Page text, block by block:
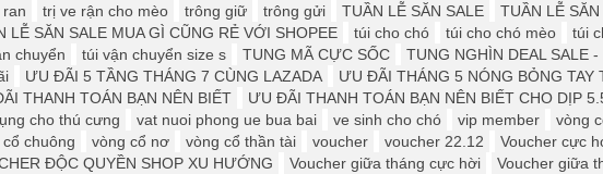
trị ve rận cho mèo trông giữ trông gửi TUẦN LỄ SĂN SALE
TUẦN LỄ
LỄ SĂN SALE MUA GÌ CŨNG RẺ VỚI SHOPEE
túi cho chó túi cho chó mèo túi
chuyển
túi vận chuyển size s TUNG MÃ CỰC SỐC
TUNG NGHÌN DEAL SALE
ƯU ĐÃI 5 TẦNG THÁNG 7 CÙNG LAZADA
ƯU ĐÃI THÁNG 5 NÓNG BỎNG TAY
THANH TOÁN BẠN NÊN BIẾT
ƯU ĐÃI THANH TOÁN BẠN NÊN BIẾT CHO DỊP
cho thú cưng
vat nuoi phong ue bua bai ve sinh cho chó vip member vòng
chuông
vòng cổ nơ vòng cổ thần tài voucher voucher 22.12
Voucher cực
ĐỘC QUYỀN SHOP XU HƯỚNG
Voucher giữa tháng cực hời
Voucher giữa